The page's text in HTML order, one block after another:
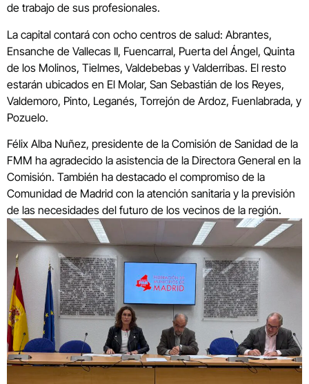
de trabajo de sus profesionales.
La capital contará con ocho centros de salud: Abrantes,
Ensanche de Vallecas II, Fuencarral, Puerta del Ángel, Quinta
de los Molinos, Tielmes, Valdebebas y Valderribas. El resto
estarán ubicados en El Molar, San Sebastián de los Reyes,
Valdemoro, Pinto, Leganés, Torrejón de Ardoz, Fuenlabrada, y
Pozuelo.
Félix Alba Nuñez, presidente de la Comisión de Sanidad de la
FMM ha agradecido la asistencia de la Directora General en la
Comisión. También ha destacado el compromiso de la
Comunidad de Madrid con la atención sanitaria y la previsión
de las necesidades del futuro de los vecinos de la región.